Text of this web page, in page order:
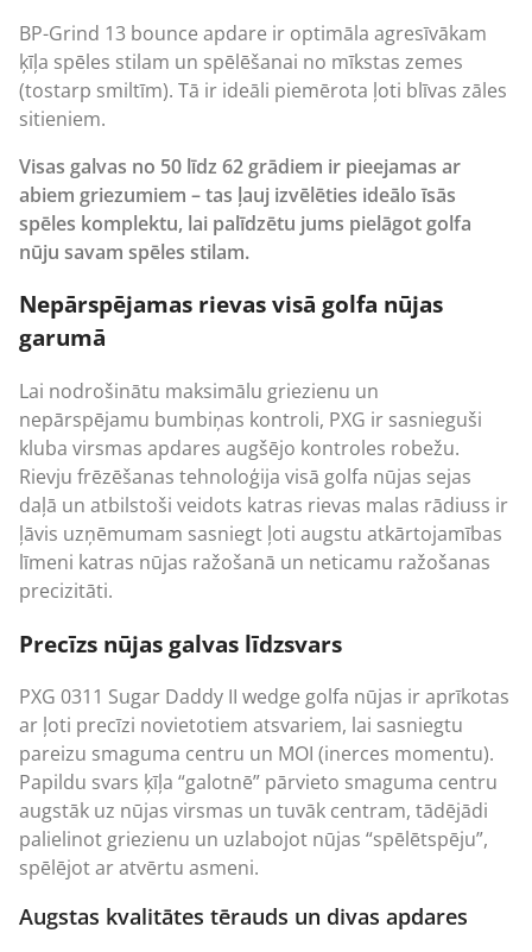
BP-Grind 13 bounce apdare ir optimāla agresīvākam
ķīļa spēles stilam un spēlēšanai no mīkstas zemes
(tostarp smiltīm). Tā ir ideāli piemērota ļoti blīvas zāles
sitieniem.
Visas galvas no 50 līdz 62 grādiem ir pieejamas ar
abiem griezumiem – tas ļauj izvēlēties ideālo īsās
spēles komplektu, lai palīdzētu jums pielāgot golfa
nūju savam spēles stilam.
Nepārspējamas rievas visā golfa nūjas
garumā
Lai nodrošinātu maksimālu griezienu un
nepārspējamu bumbiņas kontroli, PXG ir sasnieguši
kluba virsmas apdares augšējo kontroles robežu.
Rievju frēzēšanas tehnoloģija visā golfa nūjas sejas
daļā un atbilstoši veidots katras rievas malas rādiuss ir
ļāvis uzņēmumam sasniegt ļoti augstu atkārtojamības
līmeni katras nūjas ražošanā un neticamu ražošanas
precizitāti.
Precīzs nūjas galvas līdzsvars
PXG 0311 Sugar Daddy II wedge golfa nūjas ir aprīkotas
ar ļoti precīzi novietotiem atsvariem, lai sasniegtu
pareizu smaguma centru un MOI (inerces momentu).
Papildu svars ķīļa “galotnē” pārvieto smaguma centru
augstāk uz nūjas virsmas un tuvāk centram, tādējādi
palielinot griezienu un uzlabojot nūjas “spēlētspēju”,
spēlējot ar atvērtu asmeni.
Augstas kvalitātes tērauds un divas apdares